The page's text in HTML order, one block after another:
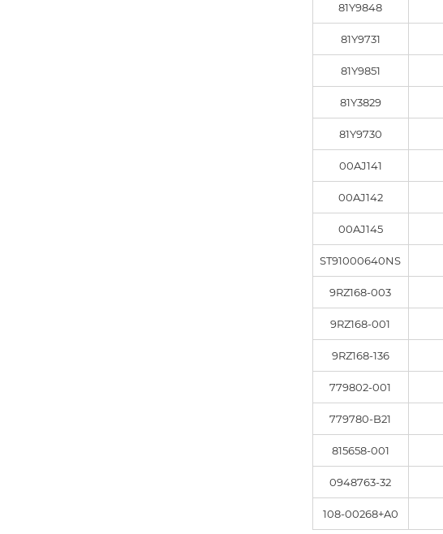
81Y9848
81Y9731
81Y9851
81Y3829
81Y9730
00AJ141
00AJ142
00AJ145
ST91000640NS
9RZ168-003
9RZ168-001
9RZ168-136
779802-001
779780-B21
815658-001
0948763-32
108-00268+A0